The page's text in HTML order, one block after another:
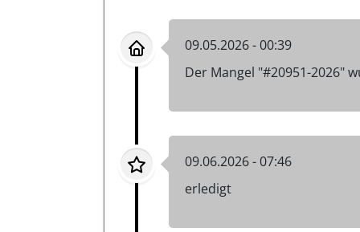
09.05.2026 - 00:39
Der Mangel "#20951-2026"
09.06.2026 - 07:46
erledigt